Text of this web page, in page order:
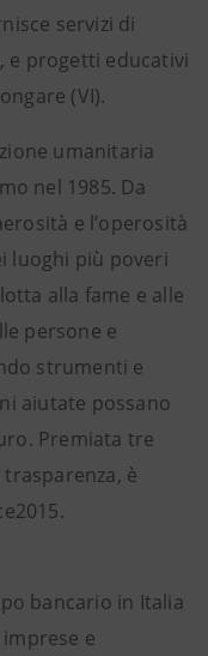
servizi di
e progetti educativi
(VI).
umanitaria
nel 1985. Da
e l’operosità
luoghi più poveri
alla fame e alle
persone e
strumenti e
aiutate possano
Premiata tre
è
bancario in Italia
e